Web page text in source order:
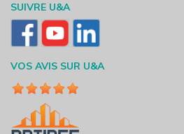
SUIVRE U&A
VOS AVIS SUR U&A